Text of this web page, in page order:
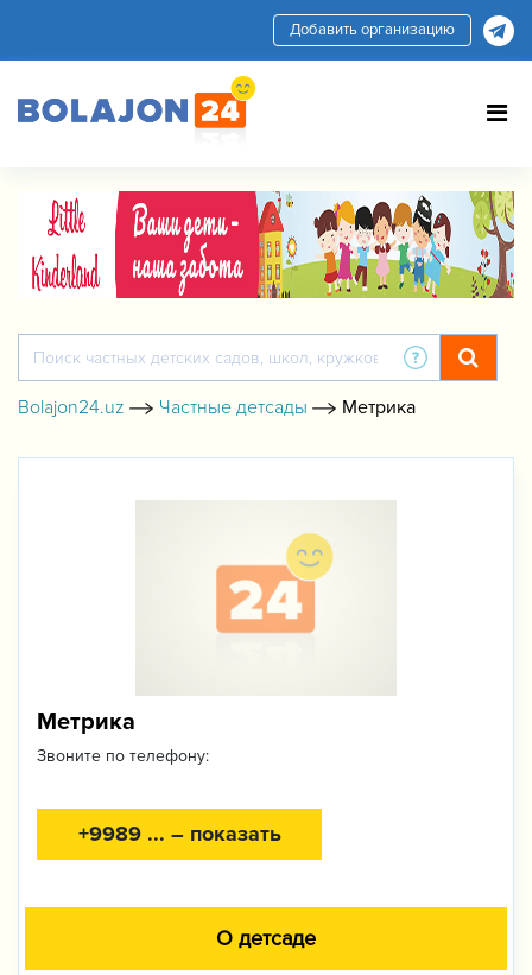
Добавить организацию
Bolajon24.uz Частные детсады Метрика
Метрика
Звоните по телефону:
+9989 ... – показать
О детсаде